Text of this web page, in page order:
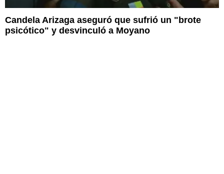
Candela Arizaga aseguró que sufrió un "brote
psicótico" y desvinculó a Moyano